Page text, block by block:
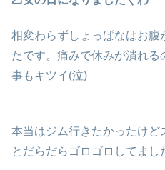
相変わらずしょっぱなはお腹
たです。痛みで休みが潰れ
事もキツイ(泣)
本当はジム行きたかったけど
とだらだらゴロゴロしてまし